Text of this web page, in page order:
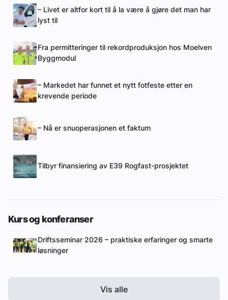
– Livet er altfor kort til å la være å gjøre det man har
lyst til
Fra permitteringer til rekordproduksjon hos Moelven
Byggmodul
– Markedet har funnet et nytt fotfeste etter en
krevende periode
– Nå er snuoperasjonen et faktum
Tilbyr finansiering av E39 Rogfast-prosjektet
Kurs og konferanser
Driftsseminar 2026 – praktiske erfaringer og smarte
løsninger
Vis alle